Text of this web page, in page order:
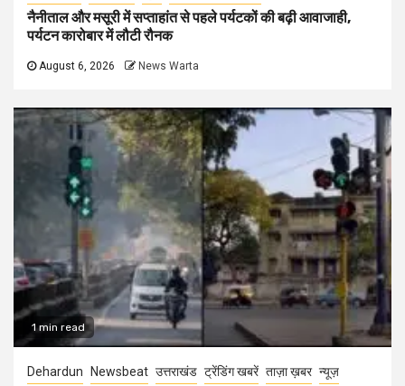
नैनीताल और मसूरी में सप्ताहांत से पहले पर्यटकों की बढ़ी आवाजाही,
पर्यटन कारोबार में लौटी रौनक
August 6, 2026 News Warta
1 min read
Dehardun Newsbeat उत्तराखंड ट्रेंडिंग खबरें ताज़ा ख़बर न्यूज़